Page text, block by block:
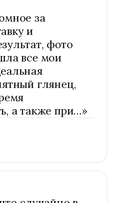
за
и
фото
все мои
глянец,
а также при…»